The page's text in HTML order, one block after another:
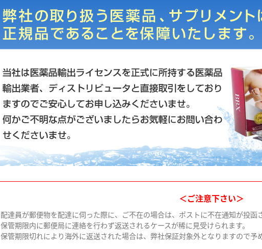
＜ご注意下さい＞
配達員が郵便物を配達に伺った際に、ご不在の場合は、ポストに不在通知が投函
保管期限内に郵便局に連絡を行わず返送されるケースが稀に見受けられます。
保管期限切れにより海外に返送された場合は、弊社保証対象外となりますので予